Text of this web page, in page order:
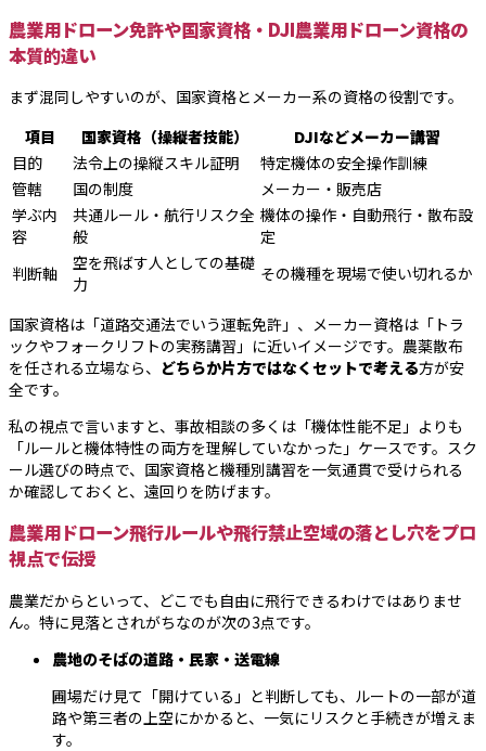
農業用ドローン免許や国家資格・DJI農業用ドローン資格の
本質的違い
まず混同しやすいのが、国家資格とメーカー系の資格の役割です。
項目
国家資格（操縦者技能）
DJIなどメーカー講習
目的
法令上の操縦スキル証明
特定機体の安全操作訓練
管轄
国の制度
メーカー・販売店
学ぶ内
容
共通ルール・航行リスク全
般
機体の操作・自動飛行・散布設
定
判断軸
空を飛ばす人としての基礎
力
その機種を現場で使い切れるか
国家資格は「道路交通法でいう運転免許」、メーカー資格は「トラ
ックやフォークリフトの実務講習」に近いイメージです。農薬散布
を任される立場なら、 どちらか片方ではなくセットで考える方が安
全です。
私の視点で言いますと、事故相談の多くは「機体性能不足」よりも
「ルールと機体特性の両方を理解していなかった」ケースです。スク
ール選びの時点で、国家資格と機種別講習を一気通貫で受けられる
か確認しておくと、遠回りを防げます。
農業用ドローン飛行ルールや飛行禁止空域の落とし穴をプロ
視点で伝授
農業だからといって、どこでも自由に飛行できるわけではありませ
ん。特に見落とされがちなのが次の3点です。
農地のそばの道路・民家・送電線
圃場だけ見て「開けている」と判断しても、ルートの一部が道
路や第三者の上空にかかると、一気にリスクと手続きが増えま
す。